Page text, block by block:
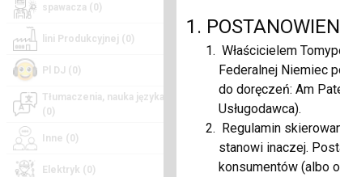
1.
Właścicielem
Federalnej Niemiec
do doręczeń: Am
Usługodawca).
Regulamin
stanowi inaczej.
konsumentów (albo
spawacza (0)
lini Produkcyjnej (0)
Pl DJ (0)
Tłumaczenia, nauka języka
(0)
Inne (0)
Elektryk (0)